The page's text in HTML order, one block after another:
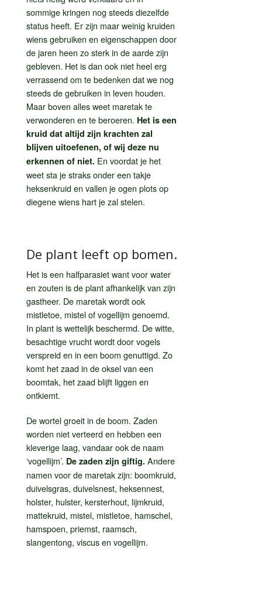
sommige kringen nog steeds diezelfde
status heeft. Er zijn maar weinig kruiden
wiens gebruiken en eigenschappen door
de jaren heen zo sterk in de aarde zijn
gebleven. Het is dan ook niet heel erg
verrassend om te bedenken dat we nog
steeds de gebruiken in leven houden.
Maar boven alles weet maretak te
verwonderen en te beroeren. Het is een
kruid dat altijd zijn krachten zal
blijven uitoefenen, of wij deze nu
erkennen of niet. En voordat je het
weet sta je straks onder een takje
heksenkruid en vallen je ogen plots op
diegene wiens hart je zal stelen.
De plant leeft op bomen.
Het is een halfparasiet want voor water
en zouten is de plant afhankelijk van zijn
gastheer. De maretak wordt ook
mistletoe, mistel of vogellijm genoemd.
In plant is wettelijk beschermd. De witte,
besachtige vrucht wordt door vogels
verspreid en in een boom genuttigd. Zo
komt het zaad in de oksel van een
boomtak, het zaad blijft liggen en
ontkiemt.
De wortel groeit in de boom. Zaden
worden niet verteerd en hebben een
kleverige laag, vandaar ook de naam
‘vogellijm’. De zaden zijn giftig. Andere
namen voor de maretak zijn: boomkruid,
duivelsgras, duivelsnest, heksennest,
holster, hulster, kersterhout, lijmkruid,
mattekruid, mistel, mistletoe, hamschel,
hamspoen, priemst, raamsch,
slangentong, viscus en vogellijm.